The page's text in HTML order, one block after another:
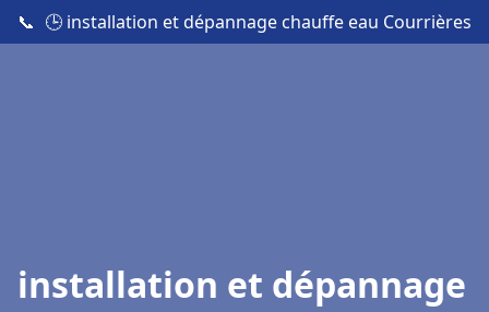
📞 🕒 installation et dépannage chauffe eau Courrières
installation et dépannage